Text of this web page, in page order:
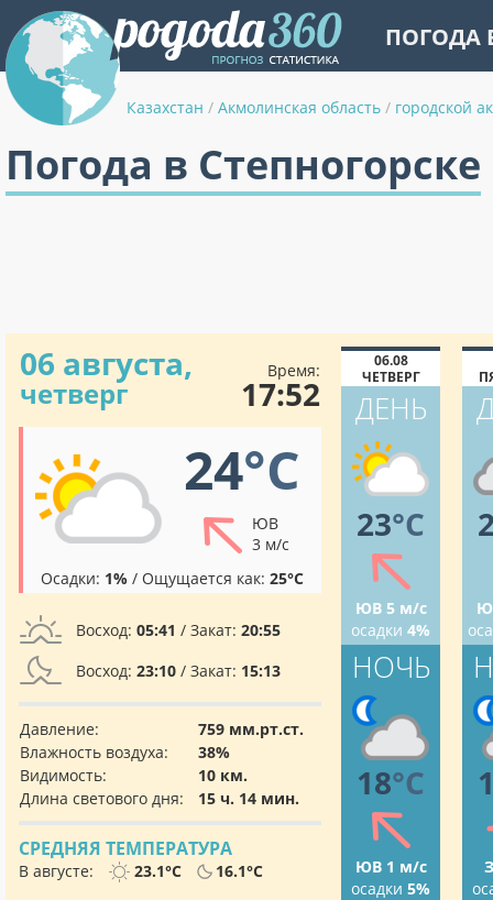
ПОГОДА
Казахстан / Акмолинская область / городской
Погода в Степногорске
06 августа,
четверг
Время:
17:52
24°C
ЮВ
3 м/с
Осадки: 1% / Ощущается как: 25°C
Восход: 05:41 / Закат: 20:55
Восход: 23:10 / Закат: 15:13
Давление:
759 мм.рт.ст.
Влажность воздуха:
38%
Видимость:
10 км.
Длина светового дня:
15 ч. 14 мин.
СРЕДНЯЯ ТЕМПЕРАТУРА
В августе: 23.1°C 16.1°C
06.08
ЧЕТВЕРГ
ДЕНЬ
23°C
ЮВ 5 м/с
осадки 4%
НОЧЬ
18°C
ЮВ 1 м/с
осадки 5%